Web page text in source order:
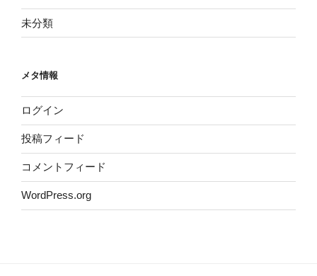
未分類
メタ情報
ログイン
投稿フィード
コメントフィード
WordPress.org